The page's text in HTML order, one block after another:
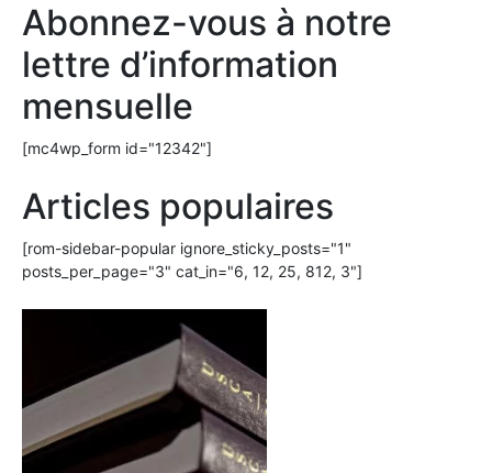
Abonnez-vous à notre
lettre d’information
mensuelle
[mc4wp_form id="12342"]
Articles populaires
[rom-sidebar-popular ignore_sticky_posts="1"
posts_per_page="3" cat_in="6, 12, 25, 812, 3"]